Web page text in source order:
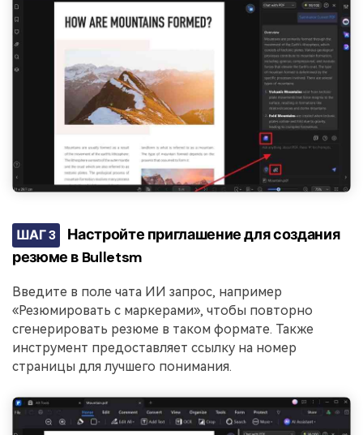
ШАГ 3
Настройте приглашение для создания
резюме в Bulletsm
Введите в поле чата ИИ запрос, например
«Резюмировать с маркерами», чтобы повторно
сгенерировать резюме в таком формате. Также
инструмент предоставляет ссылку на номер
страницы для лучшего понимания.